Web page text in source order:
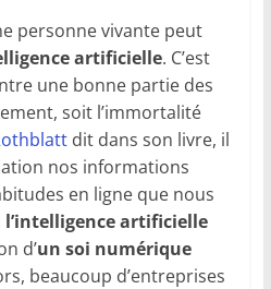
personne vivante peut
artificielle. C’est
une bonne partie des
soit l’immortalité
dit dans son livre, il
nos informations
en ligne que nous
l’intelligence artificielle
d’un soi numérique
beaucoup d’entreprises